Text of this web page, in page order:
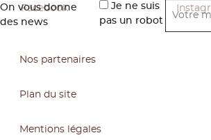
On vous donne
des news
Je ne suis
pas un robot
Nos partenaires
Plan du site
Mentions légales